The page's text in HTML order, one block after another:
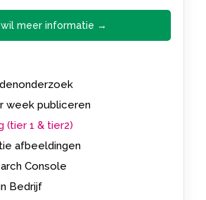
wil meer informatie →
week publiceren
(tier 1 & tier2)
afbeeldingen
Console
Bedrijf